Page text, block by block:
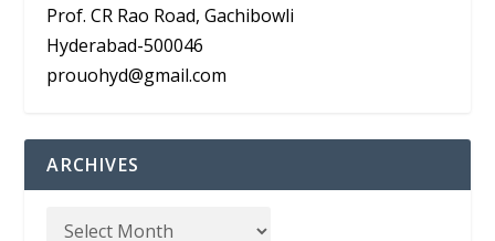
Prof. CR Rao Road, Gachibowli
Hyderabad-500046
prouohyd@gmail.com
ARCHIVES